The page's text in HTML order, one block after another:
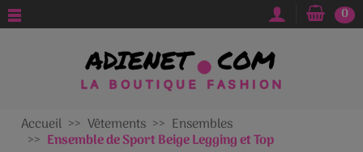
0
Accueil Vêtements Ensembles
Ensemble de Sport Beige Legging et Top